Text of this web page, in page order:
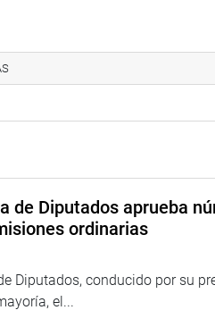
del turismo y para trabajar
es una ventana abierta
Carlos Ticlla, María Melgarejo
Villanueva (AP). (PVG).
de Diputados aprueba
ordinarias
Diputados, conducido por su
el...